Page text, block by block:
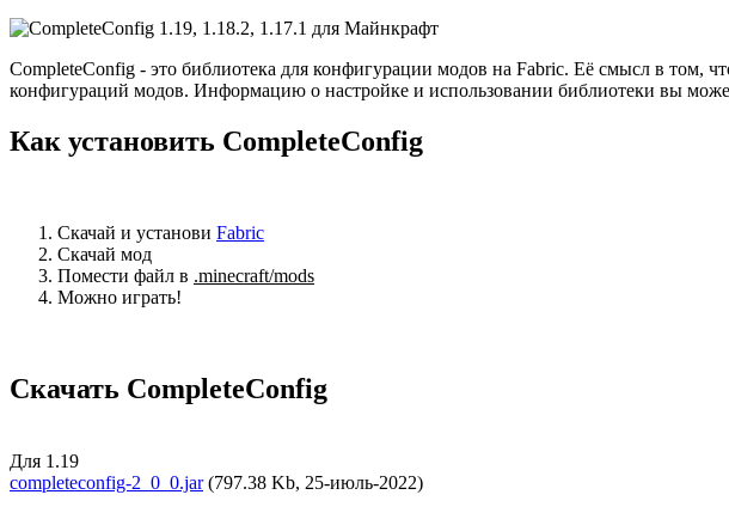
CompleteConfig - это библиотека для конфигурации модов на Fabric. Её смысл в том,
конфигураций модов. Информацию о настройке и использовании библиотеки вы
Как установить CompleteConfig
Скачай и установи Fabric
Скачай мод
Помести файл в .minecraft/mods
Можно играть!
Скачать CompleteConfig
Для 1.19
completeconfig-2_0_0.jar(797.38 Kb, 25-июль-2022)